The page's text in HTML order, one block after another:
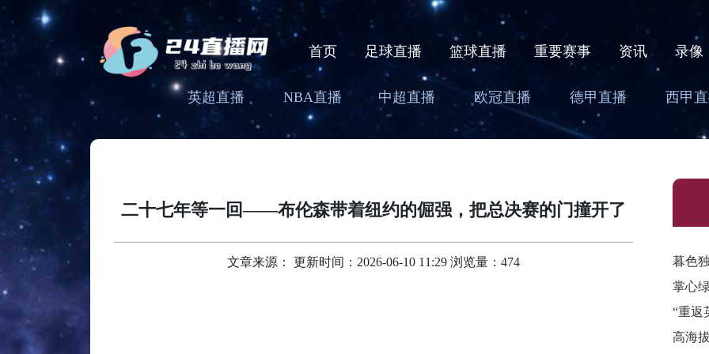
首页 足球直播 篮球直播 重要赛事 资讯 录像
英超直播 NBA直播 中超直播 欧冠直播 德甲直播 西甲
二十七年等一回——布伦森带着纽约的倔强，把总决赛的门撞开了
文章来源： 更新时间：2026-06-10 11:29 浏览量：474
暮色
掌心
“重返